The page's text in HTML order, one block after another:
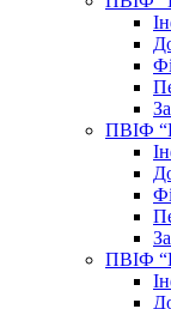
ПВІФ
ПВІФ